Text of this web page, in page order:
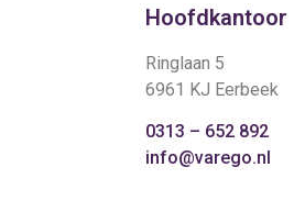
Hoofdkantoor
Ringlaan 5
6961 KJ Eerbeek
0313 – 652 892
info@varego.nl